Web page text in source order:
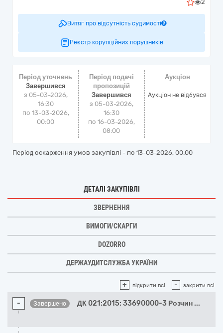
2
Витяг про відсутність судимості
Реєстр корупційних порушників
Період уточнень
Завершився
з 05-03-2026,
16:30
по 13-03-2026,
00:00
Період подачі
пропозицій
Завершився
з 05-03-2026,
16:30
по 16-03-2026,
08:00
Аукціон
Аукціон не відбувся
Період оскарження умов закупівлі - по 13-03-2026, 00:00
ДЕТАЛІ ЗАКУПІВЛІ
ЗВЕРНЕННЯ
ВИМОГИ/СКАРГИ
DOZORRO
ДЕРЖАУДИТСЛУЖБА УКРАЇНИ
+ відкрити всі - закрити всі
- Завершено ДК 021:2015: 33690000-3 Розчин ...